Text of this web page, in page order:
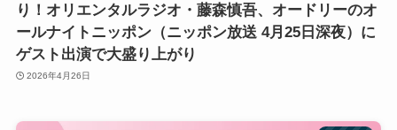
り！オリエンタルラジオ・藤森慎吾、オードリーのオ
ールナイトニッポン（ニッポン放送 4月25日深夜）に
ゲスト出演で大盛り上がり
2026年4月26日